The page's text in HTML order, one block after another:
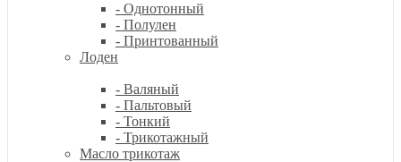
- Однотонный
- Полулен
- Принтованный
Лоден
- Валяный
- Пальтовый
- Тонкий
- Трикотажный
Масло трикотаж